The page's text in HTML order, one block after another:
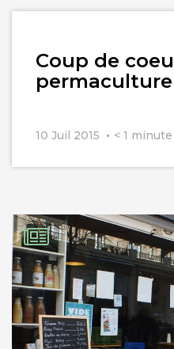
Coup de
permaculture
10 Juil 2015 < 1 minute
l'article